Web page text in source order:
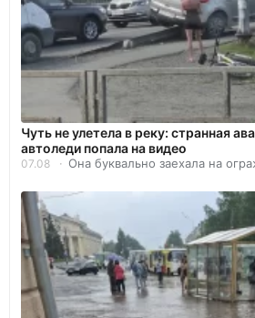
Чуть не улетела в реку: странная
автоледи попала на видео
07.08 Она буквально заехала на